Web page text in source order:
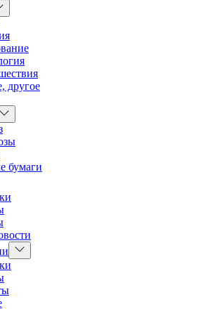
другое
Показать
бумаги
Показать
подменю